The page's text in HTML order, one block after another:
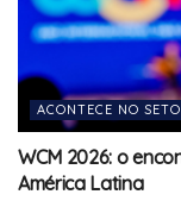
ACONTECE NO
WCM 2026: o
América Latina